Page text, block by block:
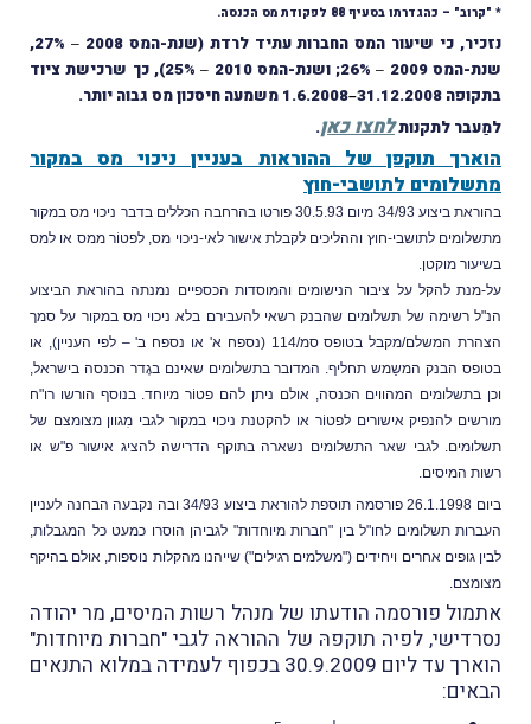
– כהגדרתו בסעיף 88 לפקודת מס הכנסה.
כי שיעור המס החברות עתיד לרדת (שנת-המס 2008 –
27%,
המס 2009
–26%; ושנת-המס 2010 –
25%), כך שרכישת ציוד
31.12.2008
–1.6.2008 משמעה חיסכון מס גבוה יותר.
לתקנותלחצו כאן.
תוקפן של ההוראות בעניין ניכוי מס במקור
לתושבי-חוץ
בהוראת ביצוע 34/93 מיום 30.5.93 פורטו בהרחבה הכללים בדבר ניכוי מס במקור
לתושבי-חוץ וההליכים לקבלת אישור לאי-ניכוי מס, לפטוֹר ממס או למס
מוקטן.
מנת להקל על ציבור הנישומים והמוסדות הכספיים נמנתה בהוראת הביצוע
רשימה של תשלומים שהבנק רשאי להעבירם בלא ניכוי מס במקור על סמך
הצהרת המשלם/מקבל בטופס סמ/114 (נספח א' או נספח ב' – לפי העניין), או
הבנק המשַמש תחליף. המדובר בתשלומים שאינם בגֶדר הכנסה בישראל,
בתשלומים המהווים הכנסה, אולם ניתן להם פטוֹר מיוחד. בנוסף הורשו רו"ח
להנפיק אישורים לפטוֹר או להקטנת ניכוי במקור לגבי מִגוון מצומצם של
לגבי שאר התשלומים נשארה בתוקף הדרישה להציג אישור פ"ש או
המיסים.
ביום 26.1.1998 פורסמה תוספת להוראת ביצוע 34/93 ובה נקבעה הבחנה לעניין
תשלומים לחו"ל בין "חברות מיוחדות" לגביהן הוסרו כמעט כל המגבלות,
גופים אחרים ויחידים ("משלמים רגילים") שייהנו מהקלות נוספות, אולם בהיקף
פורסמה הודעתו של מנהל רשות המיסים, מר יהודה
לפיה תוקפהּ של ההוראה לגבי "חברות מיוחדות"
הוארך עד ליום 30.9.2009 בכפוף לעמידה במלוא התנאים